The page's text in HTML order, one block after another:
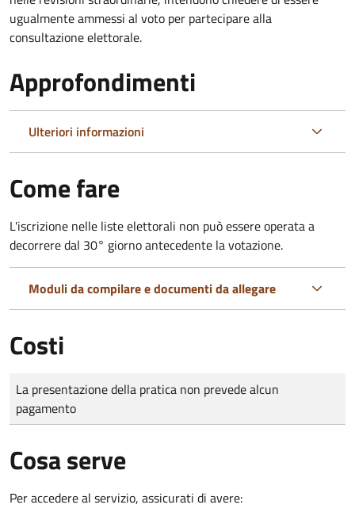
ugualmente ammessi al voto per partecipare alla
consultazione elettorale.
Approfondimenti
Ulteriori informazioni
Come fare
L'iscrizione nelle liste elettorali non può essere operata a
decorrere dal 30° giorno antecedente la votazione.
Moduli da compilare e documenti da allegare
Costi
Tipo di pagamento
Importo
La presentazione della pratica non prevede alcun
pagamento
Cosa serve
Per accedere al servizio, assicurati di avere: